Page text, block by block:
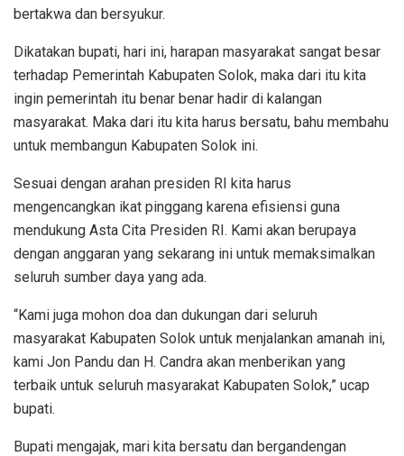
bertakwa dan bersyukur.
Dikatakan bupati, hari ini, harapan masyarakat sangat besar
terhadap Pemerintah Kabupaten Solok, maka dari itu kita
ingin pemerintah itu benar benar hadir di kalangan
masyarakat. Maka dari itu kita harus bersatu, bahu membahu
untuk membangun Kabupaten Solok ini.
Sesuai dengan arahan presiden RI kita harus
mengencangkan ikat pinggang karena efisiensi guna
mendukung Asta Cita Presiden RI. Kami akan berupaya
dengan anggaran yang sekarang ini untuk memaksimalkan
seluruh sumber daya yang ada.
“Kami juga mohon doa dan dukungan dari seluruh
masyarakat Kabupaten Solok untuk menjalankan amanah ini,
kami Jon Pandu dan H. Candra akan menberikan yang
terbaik untuk seluruh masyarakat Kabupaten Solok,” ucap
bupati.
Bupati mengajak, mari kita bersatu dan bergandengan